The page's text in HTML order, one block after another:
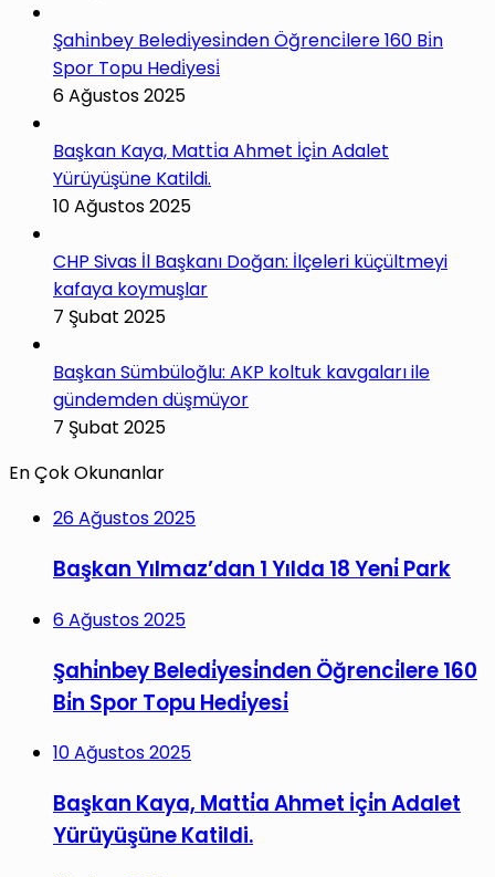
Şahi̇nbey Beledi̇yesi̇nden Öğrenci̇lere 160 Bi̇n
Spor Topu Hedi̇yesi̇
6 Ağustos 2025
Başkan Kaya, Matti̇a Ahmet İçi̇n Adalet
Yürüyüşüne Katildi.
10 Ağustos 2025
CHP Sivas İl Başkanı Doğan: İlçeleri küçültmeyi
kafaya koymuşlar
7 Şubat 2025
Başkan Sümbüloğlu: AKP koltuk kavgaları ile
gündemden düşmüyor
7 Şubat 2025
En Çok Okunanlar
26 Ağustos 2025
Başkan Yılmaz’dan 1 Yılda 18 Yeni̇ Park
6 Ağustos 2025
Şahi̇nbey Beledi̇yesi̇nden Öğrenci̇lere 160
Bi̇n Spor Topu Hedi̇yesi̇
10 Ağustos 2025
Başkan Kaya, Matti̇a Ahmet İçi̇n Adalet
Yürüyüşüne Katildi.